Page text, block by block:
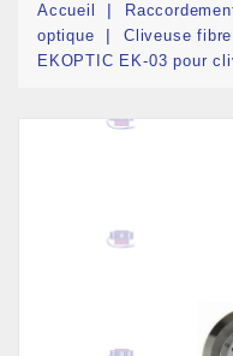
Accueil
optique
Cliveuse
EKOPTIC EK-03 pour